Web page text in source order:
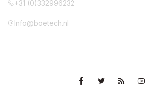
+31 (0)332996232
Info@boetech.nl